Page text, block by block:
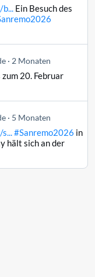
Ein Besuch des
2 Monaten
20. Februar
5 Monaten
#Sanremo2026 in
hält sich an der